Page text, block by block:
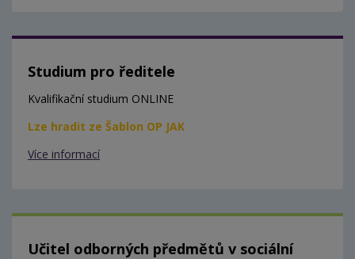
Studium pro ředitele
Kvalifikační studium ONLINE
Lze hradit ze Šablon OP JAK
Více informací
Učitel odborných předmětů v sociální